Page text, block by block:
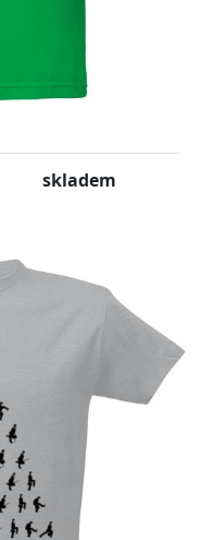
skladem